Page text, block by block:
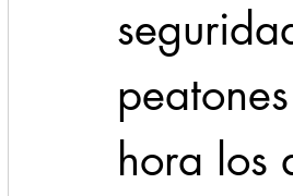
hora los